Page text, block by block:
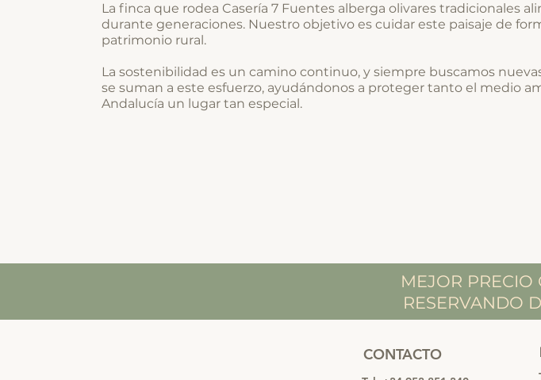
La finca que rodea Casería 7 Fuentes alberga olivares tradicionales
durante generaciones. Nuestro objetivo es cuidar este paisaje de
patrimonio rural.
La sostenibilidad es un camino continuo, y siempre buscamos
se suman a este esfuerzo, ayudándonos a proteger tanto el medio
Andalucía un lugar tan especial.
MEJOR PRECIO
RESERVANDO
CONTACTO